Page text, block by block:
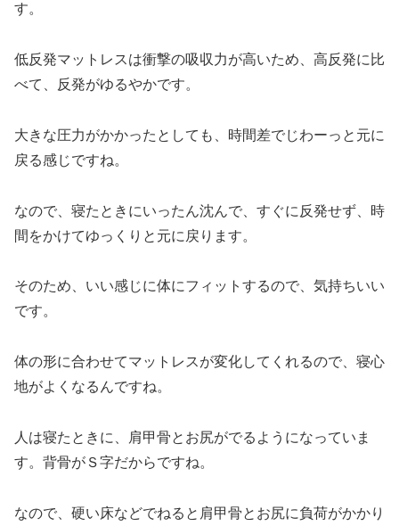
す。
低反発マットレスは衝撃の吸収力が高いため、高反発に比
べて、反発がゆるやかです。
大きな圧力がかかったとしても、時間差でじわーっと元に
戻る感じですね。
なので、寝たときにいったん沈んで、すぐに反発せず、時
間をかけてゆっくりと元に戻ります。
そのため、いい感じに体にフィットするので、気持ちいい
です。
体の形に合わせてマットレスが変化してくれるので、寝心
地がよくなるんですね。
人は寝たときに、肩甲骨とお尻がでるようになっていま
す。背骨がＳ字だからですね。
なので、硬い床などでねると肩甲骨とお尻に負荷がかかり